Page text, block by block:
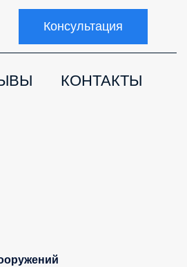
Консультация
КОНТАКТЫ